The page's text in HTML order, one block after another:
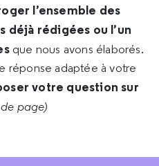
l’ensemble des
déjà rédigées ou l’un
que nous avons élaborés.
réponse adaptée à votre
votre question sur
page)